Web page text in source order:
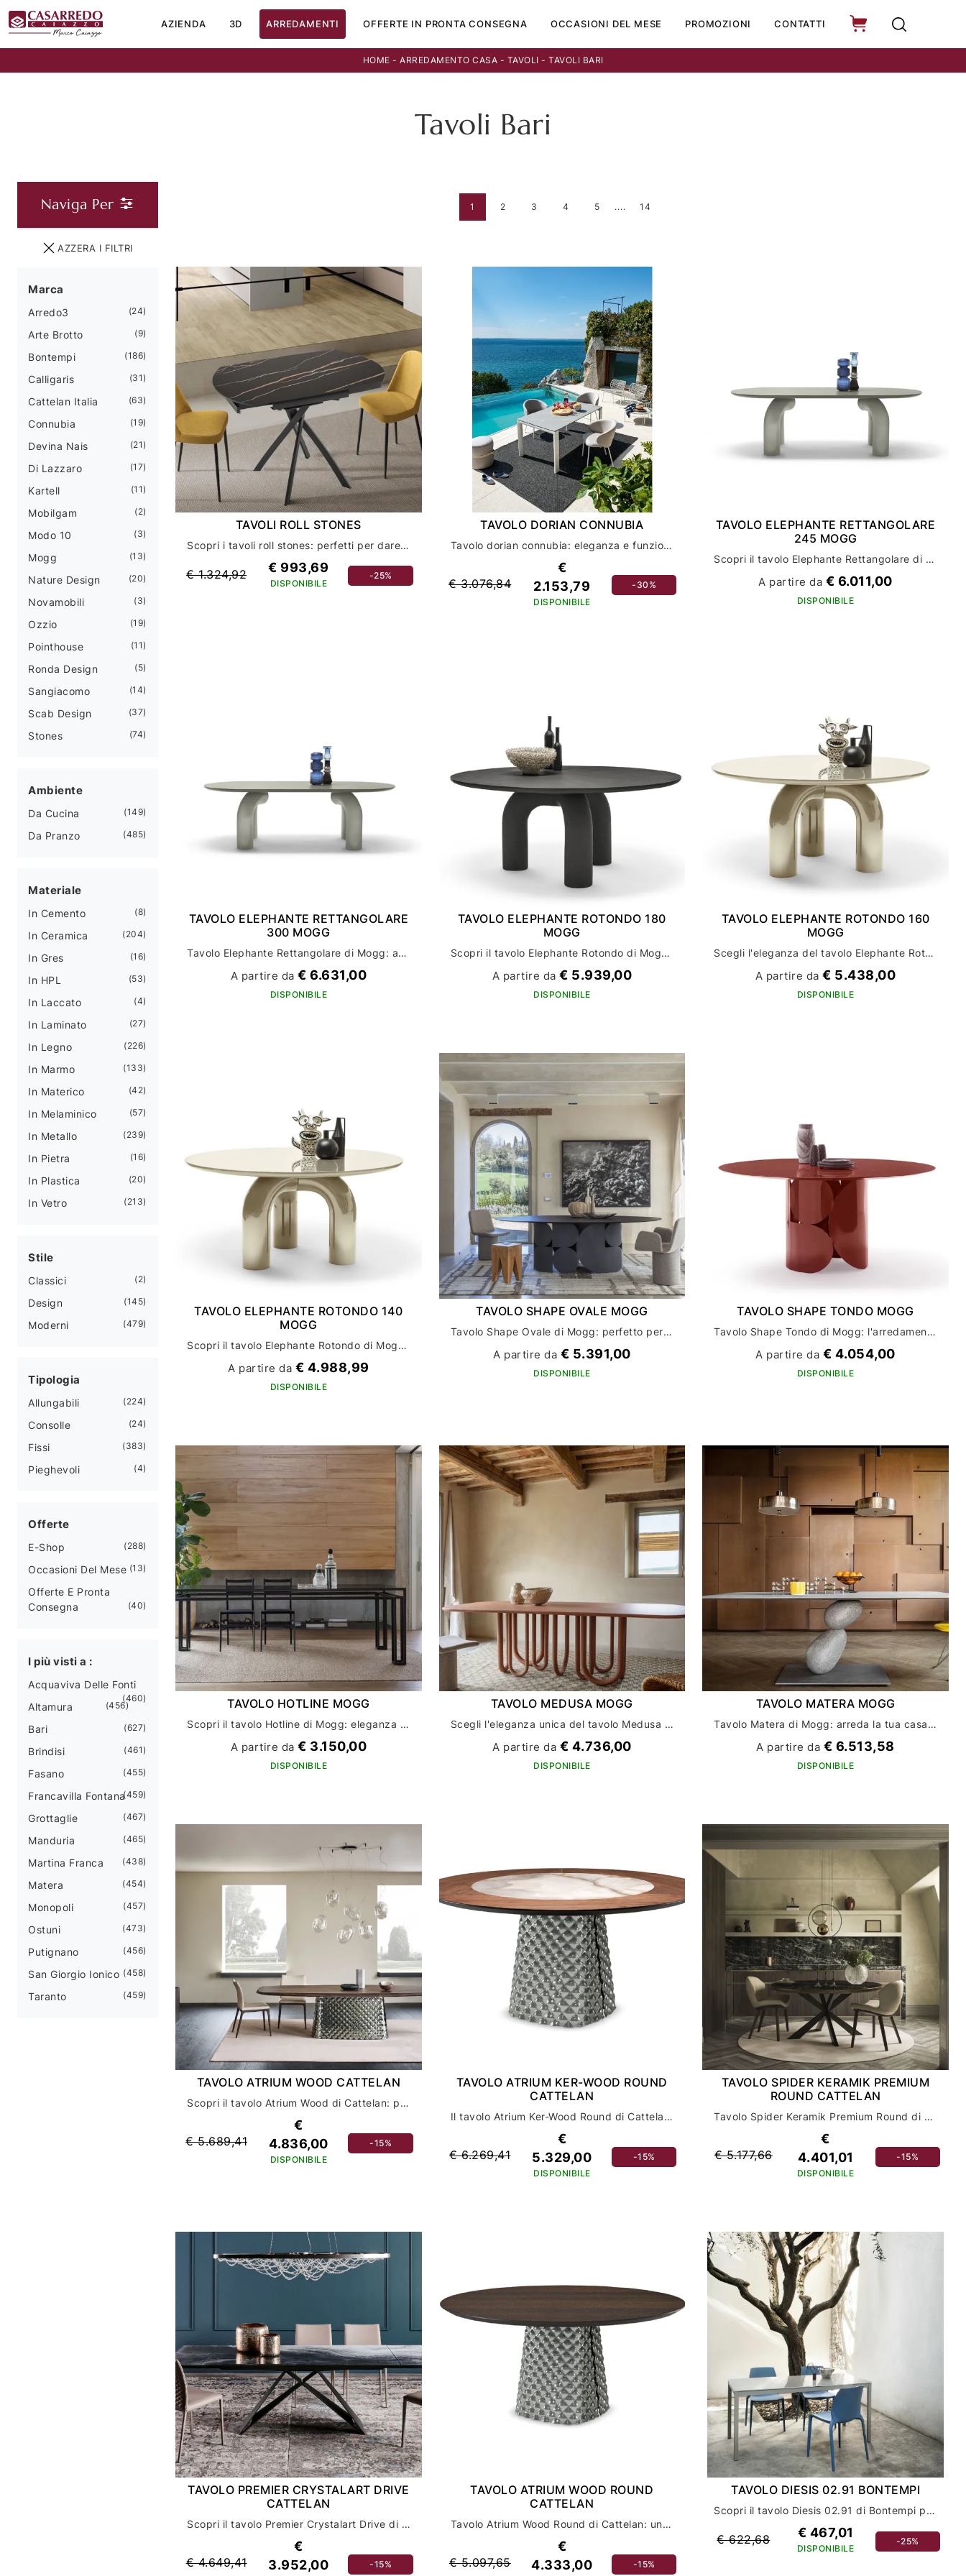
AZIENDA 3D ARREDAMENTI OFFERTE IN PRONTA CONSEGNA OCCASIONI DEL MESE PROMOZIONI CONTATTI
HOME - ARREDAMENTO CASA - TAVOLI - TAVOLI BARI
Tavoli Bari
Naviga Per
AZZERA I FILTRI
Marca
Arredo3 24
Arte Brotto 9
Bontempi 186
Calligaris 31
Cattelan Italia 63
Connubia 19
Devina Nais 21
Di Lazzaro 17
Kartell 11
Mobilgam 2
Modo 10 3
Mogg 13
Nature Design 20
Novamobili 3
Ozzio 19
Pointhouse 11
Ronda Design 5
Sangiacomo 14
Scab Design 37
Stones 74
Ambiente
Da Cucina 149
Da Pranzo 485
Materiale
In Cemento 8
In Ceramica 204
In Gres 16
In HPL 53
In Laccato 4
In Laminato 27
In Legno 226
In Marmo 133
In Materico 42
In Melaminico 57
In Metallo 239
In Pietra 16
In Plastica 20
In Vetro 213
Stile
Classici 2
Design 145
Moderni 479
Tipologia
Allungabili 224
Consolle 24
Fissi 383
Pieghevoli 4
Offerte
E-Shop 288
Occasioni Del Mese 13
Offerte E Pronta
Consegna
40
I più visti a :
Acquaviva Delle Fonti
460
Altamura 456
Bari 627
Brindisi 461
Fasano 455
Francavilla Fontana459
Grottaglie 467
Manduria 465
Martina Franca 438
Matera 454
Monopoli 457
Ostuni 473
Putignano 456
San Giorgio Ionico 458
Taranto 459
1 2 3 4 5 .... 14
TAVOLI ROLL STONES
Scopri i tavoli roll stones: perfetti per dare un tocco di stile all'arredamento della tua casa
€ 1.324,92 € 993,69
DISPONIBILE
-25%
TAVOLO DORIAN CONNUBIA
Tavolo dorian connubia: eleganza e funzionalità per il tuo arredamento
€ 3.076,84
€
2.153,79
DISPONIBILE
-30%
TAVOLO ELEPHANTE RETTANGOLARE
245 MOGG
Scopri il tavolo Elephante Rettangolare di mogg per un arredamento casa di stile ed eleganza
A partire da € 6.011,00
DISPONIBILE
TAVOLO ELEPHANTE RETTANGOLARE
300 MOGG
Tavolo Elephante Rettangolare di Mogg: arredamento casa con stile ed eleganza
A partire da€ 6.631,00
DISPONIBILE
TAVOLO ELEPHANTE ROTONDO 180
MOGG
Scopri il tavolo Elephante Rotondo di Mogg: l'arredamento casa perfetto per un tocco di stile unico
A partire da€ 5.939,00
DISPONIBILE
TAVOLO ELEPHANTE ROTONDO 160
MOGG
Scegli l'eleganza del tavolo Elephante Rotondo di mogg per l'arredamento della tua casa
A partire da€ 5.438,00
DISPONIBILE
TAVOLO ELEPHANTE ROTONDO 140
MOGG
Scopri il tavolo Elephante Rotondo di Mogg: eleganza e funzionalità per l'arredamento della tua casa
A partire da € 4.988,99
DISPONIBILE
TAVOLO SHAPE OVALE MOGG
Tavolo Shape Ovale di Mogg: perfetto per aggiungere un tocco di eleganza all'arredamento
A partire da € 5.391,00
DISPONIBILE
TAVOLO SHAPE TONDO MOGG
Tavolo Shape Tondo di Mogg: l'arredamento per la tua casa che unisce design e funzionalità
A partire da € 4.054,00
DISPONIBILE
TAVOLO HOTLINE MOGG
Scopri il tavolo Hotline di Mogg: eleganza e funzionalità per l'arredo della tua casa
A partire da€ 3.150,00
DISPONIBILE
TAVOLO MEDUSA MOGG
Scegli l'eleganza unica del tavolo Medusa di Mogg per la tua casa
A partire da € 4.736,00
DISPONIBILE
TAVOLO MATERA MOGG
Tavolo Matera di Mogg: arreda la tua casa con stile ed eleganza
A partire da € 6.513,58
DISPONIBILE
TAVOLO ATRIUM WOOD CATTELAN
Scopri il tavolo Atrium Wood di Cattelan: perfezione per l'arredamento della tua casa
€ 5.689,41
€
4.836,00
DISPONIBILE
-15%
TAVOLO ATRIUM KER-WOOD ROUND
CATTELAN
Il tavolo Atrium Ker-Wood Round di Cattelan: design e funzionalità per l'arredamento della tua casa
€ 6.269,41
€
5.329,00
DISPONIBILE
-15%
TAVOLO SPIDER KERAMIK PREMIUM
ROUND CATTELAN
Tavolo Spider Keramik Premium Round di Cattelan: eleganza e stile per l'arredamento della tua casa
€ 5.177,66
€
4.401,01
DISPONIBILE
-15%
TAVOLO PREMIER CRYSTALART DRIVE
CATTELAN
Scopri il tavolo Premier Crystalart Drive di Cattelan per un arredamento casa di lusso e design
€ 4.649,41
€
3.952,00
-15%
TAVOLO ATRIUM WOOD ROUND
CATTELAN
Tavolo Atrium Wood Round di Cattelan: un tocco di eleganza per l'arredamento della tua casa
€ 5.097,65
€
4.333,00
-15%
TAVOLO DIESIS 02.91 BONTEMPI
Scopri il tavolo Diesis 02.91 di Bontempi per arredare la tua casa con stile ed eleganza
€ 622,68 € 467,01
DISPONIBILE
-25%